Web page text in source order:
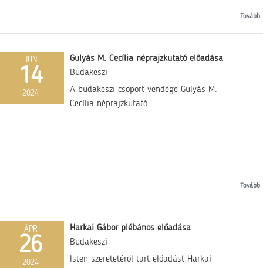
Tovább
JÚN
14
2024
Gulyás M. Cecília néprajzkutató előadása
Budakeszi
A budakeszi csoport vendége Gulyás M.
Cecília néprajzkutató.
Tovább
ÁPR
26
2024
Harkai Gábor plébános előadása
Budakeszi
Isten szeretetéről tart előadást Harkai